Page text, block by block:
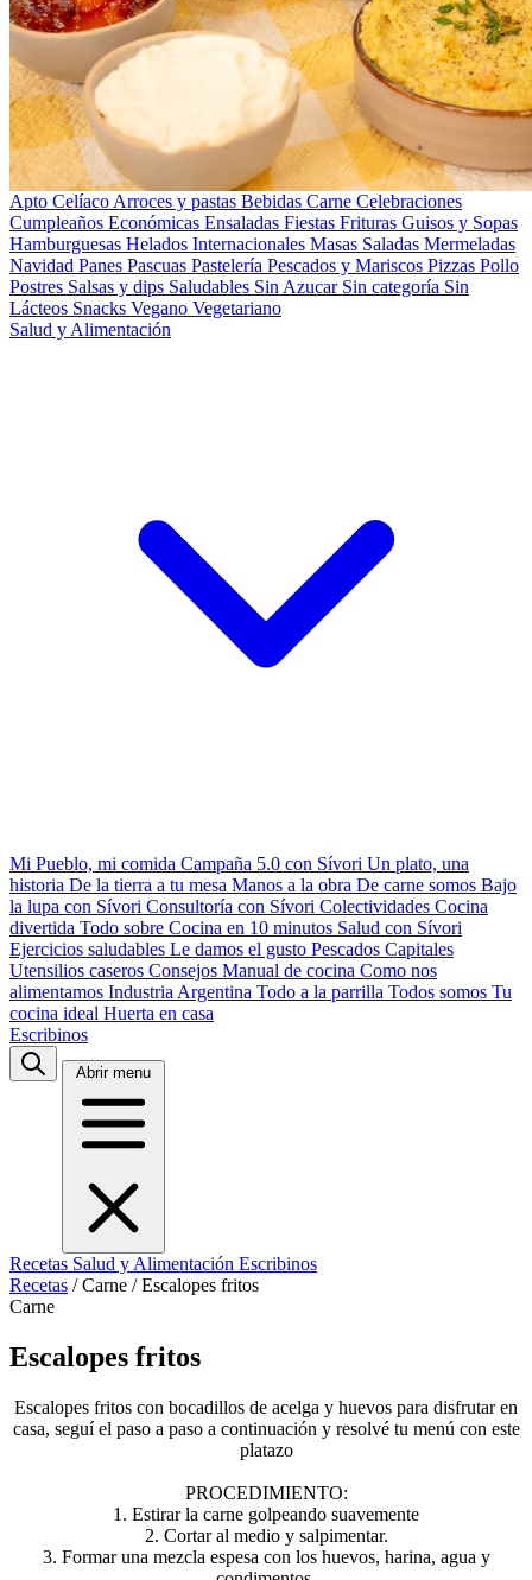
Apto Celíaco Arroces y pastas Bebidas Carne Celebraciones
Cumpleaños Económicas Ensaladas Fiestas Frituras Guisos y Sopas
Hamburguesas Helados Internacionales Masas Saladas Mermeladas
Navidad Panes Pascuas Pastelería Pescados y Mariscos Pizzas Pollo
Postres Salsas y dips Saludables Sin Azucar Sin categoría Sin
Lácteos Snacks Vegano Vegetariano
Salud y Alimentación
Mi Pueblo, mi comida Campaña 5.0 con Sívori Un plato, una
historia De la tierra a tu mesa Manos a la obra De carne somos Bajo
la lupa con Sívori Consultoría con Sívori Colectividades Cocina
divertida Todo sobre Cocina en 10 minutos Salud con Sívori
Ejercicios saludables Le damos el gusto Pescados Capitales
Utensilios caseros Consejos Manual de cocina Como nos
alimentamos Industria Argentina Todo a la parrilla Todos somos Tu
cocina ideal Huerta en casa
Escribinos
Abrir menu
Recetas Salud y Alimentación Escribinos
Recetas / Carne / Escalopes fritos
Carne
Escalopes fritos
Escalopes fritos con bocadillos de acelga y huevos para disfrutar en
casa, seguí el paso a paso a continuación y resolvé tu menú con este
platazo
PROCEDIMIENTO:
1. Estirar la carne golpeando suavemente
2. Cortar al medio y salpimentar.
3. Formar una mezcla espesa con los huevos, harina, agua y